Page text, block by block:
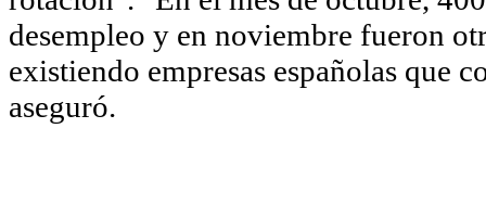
desempleo y en noviembre fueron
existiendo empresas españolas que
aseguró.